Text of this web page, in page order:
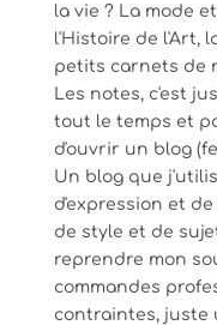
la vie ? La mode
l'Histoire de l'Art,
petits carnets de
Les notes, c'est
tout le temps et
d'ouvrir un blog
Un blog que
d'expression et
de style et de
reprendre mon
commandes
contraintes, juste